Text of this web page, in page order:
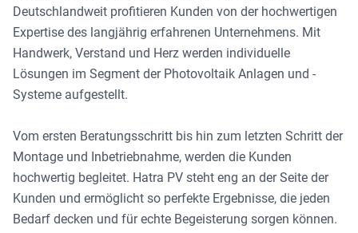
Deutschlandweit profitieren Kunden von der hochwertigen
Expertise des langjährig erfahrenen Unternehmens. Mit
Handwerk, Verstand und Herz werden individuelle
Lösungen im Segment der Photovoltaik Anlagen und -
Systeme aufgestellt.
Vom ersten Beratungsschritt bis hin zum letzten Schritt der
Montage und Inbetriebnahme, werden die Kunden
hochwertig begleitet. Hatra PV steht eng an der Seite der
Kunden und ermöglicht so perfekte Ergebnisse, die jeden
Bedarf decken und für echte Begeisterung sorgen können.